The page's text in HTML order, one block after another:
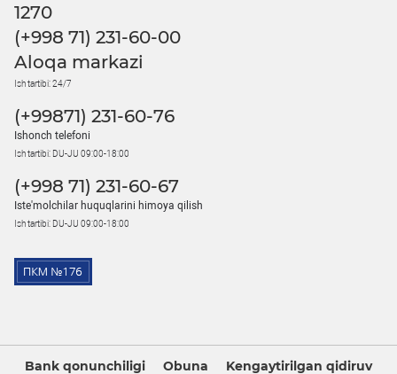
1270
(+998 71) 231-60-00
Aloqa markazi
Ish tartibi: 24/7
(+99871) 231-60-76
Ishonch telefoni
Ish tartibi: DU-JU 09:00-18:00
(+998 71) 231-60-67
Iste'molchilar huquqlarini himoya qilish
Ish tartibi: DU-JU 09:00-18:00
Bank qonunchiligi Obuna Kengaytirilgan qidiruv